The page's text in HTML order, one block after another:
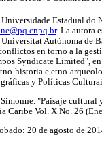
Estadual do
. La autora
Autònoma de
en torno a la
Syndicate Limited",
historia e etno-
y Políticas
"Paisaje cultural
Caribe Vol. X No. 26
20 de agosto de